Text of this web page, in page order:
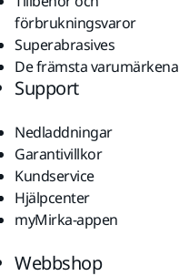
förbrukningsvaror
Superabrasives
De främsta varumärkena
Support
Nedladdningar
Garantivillkor
Kundservice
Hjälpcenter
myMirka-appen
Webbshop